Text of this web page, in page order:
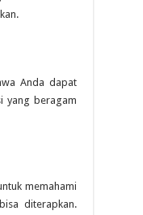
Anda dapat
yang beragam
memahami
diterapkan.